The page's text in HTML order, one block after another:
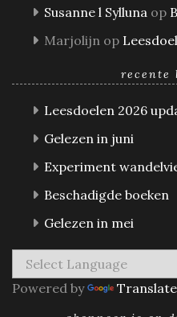
Susanne l Sylluna op
Marjolijn op
recente
Leesdoelen 2026
Gelezen in juni
Experiment
Beschadigde boeken
Gelezen in mei
Powered by Translate